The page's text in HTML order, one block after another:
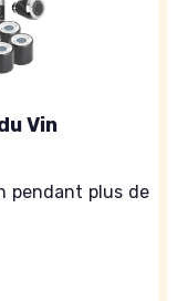
Vin
pendant plus de